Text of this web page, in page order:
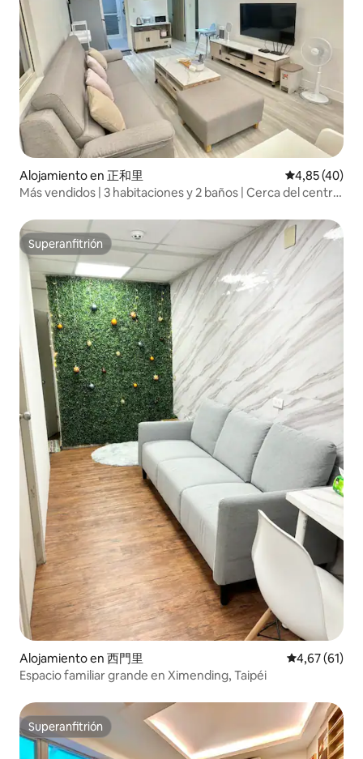
Alojamiento en 正和里 Calificación
4,85 (40)
Más vendidos | 3 habitaciones y 2 baños | Cerca del centro
minutos en metro de la estación Taipei 101 World Trade
Center 1 | Alquiler mensual para estancias de más de 30
días
Superanfitrión
Superanfitrión
Alojamiento en 西門里 Calificación
4,67 (61)
Espacio familiar grande en Ximending, Taipéi
Superanfitrión
Superanfitrión